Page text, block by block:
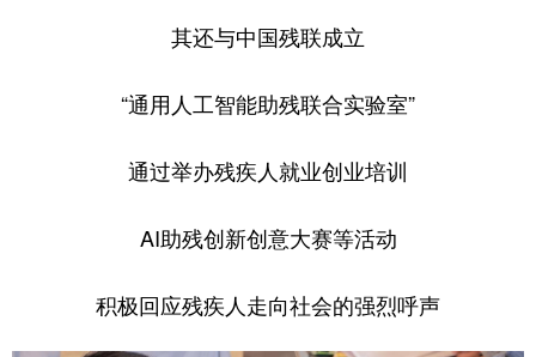
其还与中国残联成立
“通用人工智能助残联合实验室”
通过举办残疾人就业创业培训
AI助残创新创意大赛等活动
积极回应残疾人走向社会的强烈呼声